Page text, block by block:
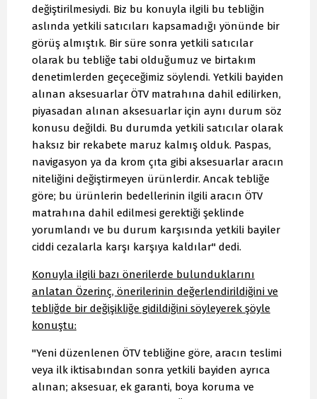
değiştirilmesiydi. Biz bu konuyla ilgili bu tebliğin
aslında yetkili satıcıları kapsamadığı yönünde bir
görüş almıştık. Bir süre sonra yetkili satıcılar
olarak bu tebliğe tabi olduğumuz ve birtakım
denetimlerden geçeceğimiz söylendi. Yetkili bayiden
alınan aksesuarlar ÖTV matrahına dahil edilirken,
piyasadan alınan aksesuarlar için aynı durum söz
konusu değildi. Bu durumda yetkili satıcılar olarak
haksız bir rekabete maruz kalmış olduk. Paspas,
navigasyon ya da krom çıta gibi aksesuarlar aracın
niteliğini değiştirmeyen ürünlerdir. Ancak tebliğe
göre; bu ürünlerin bedellerinin ilgili aracın ÖTV
matrahına dahil edilmesi gerektiği şeklinde
yorumlandı ve bu durum karşısında yetkili bayiler
ciddi cezalarla karşı karşıya kaldılar" dedi.
Konuyla ilgili bazı önerilerde bulunduklarını
anlatan Özerinç, önerilerinin değerlendirildiğini ve
tebliğde bir değişikliğe gidildiğini söyleyerek şöyle
konuştu:
"Yeni düzenlenen ÖTV tebliğine göre, aracın teslimi
veya ilk iktisabından sonra yetkili bayiden ayrıca
alınan; aksesuar, ek garanti, boya koruma ve